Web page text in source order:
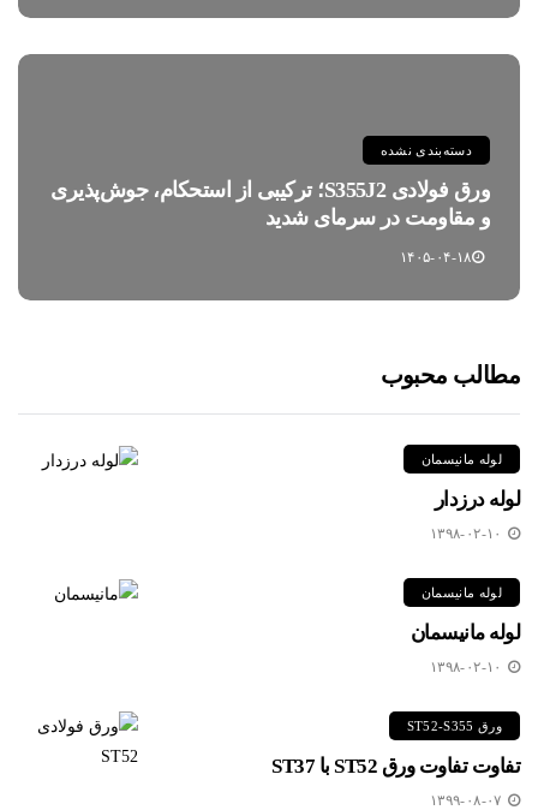
دسته‌بندی نشده
ورق فولادی S355J2؛ ترکیبی از استحکام، جوش‌پذیری
و مقاومت در سرمای شدید
۱۴۰۵-۰۴-۱۸
مطالب محبوب
لوله مانیسمان
لوله درزدار
۱۳۹۸-۰۲-۱۰
لوله مانیسمان
لوله مانیسمان
۱۳۹۸-۰۲-۱۰
ورق ST52-S355
تفاوت تفاوت ورق ST52 با ST37
۱۳۹۹-۰۸-۰۷